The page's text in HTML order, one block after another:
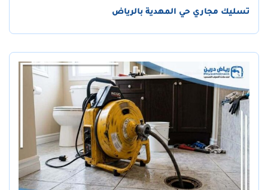
تسليك مجاري حي المهدية بالرياض